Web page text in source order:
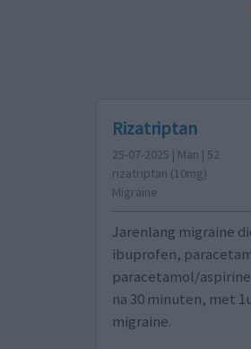
Rizatriptan
25-07-2025 | Man | 52
rizatriptan (10mg)
Migraine
Jarenlang migraine
ibuprofen,
paracetamol/
na 30 minuten, met
migraine.